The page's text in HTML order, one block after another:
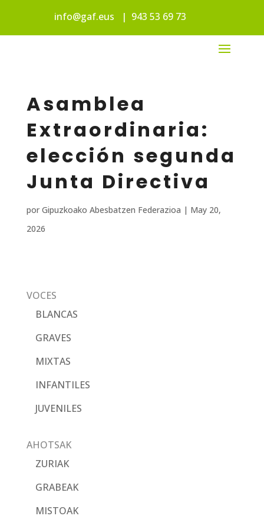
info@gaf.eus | 943 53 69 73
Asamblea
Extraordinaria:
elección segunda
Junta Directiva
por Gipuzkoako Abesbatzen Federazioa | May 20,
2026
VOCES
BLANCAS
GRAVES
MIXTAS
INFANTILES
JUVENILES
AHOTSAK
ZURIAK
GRABEAK
MISTOAK